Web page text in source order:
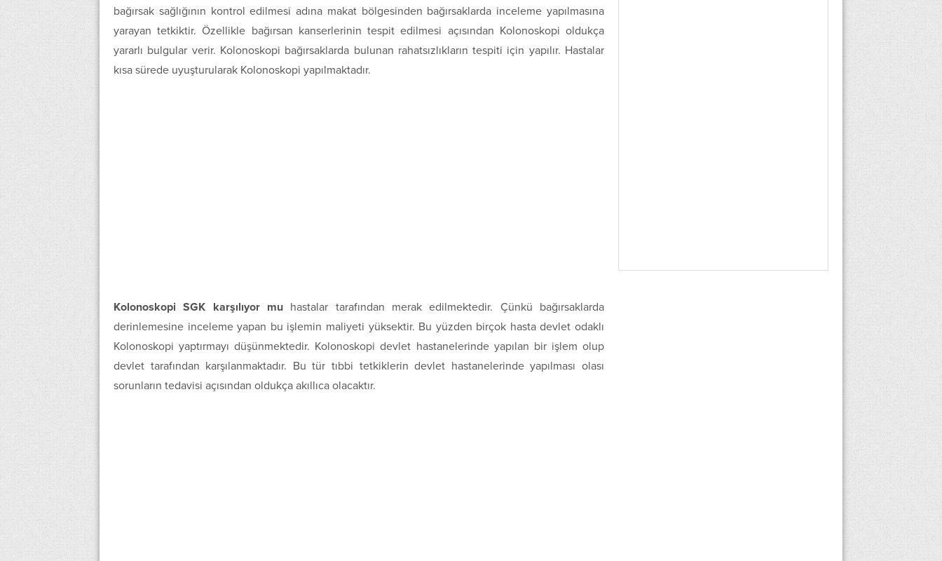
bağırsak sağlığının kontrol edilmesi adına makat bölgesinden bağırsaklarda inceleme yapılmasına
yarayan tetkiktir. Özellikle bağırsan kanserlerinin tespit edilmesi açısından Kolonoskopi oldukça
yararlı bulgular verir. Kolonoskopi bağırsaklarda bulunan rahatsızlıkların tespiti için yapılır. Hastalar
kısa sürede uyuşturularak Kolonoskopi yapılmaktadır.
Kolonoskopi SGK karşılıyor mu hastalar tarafından merak edilmektedir. Çünkü bağırsaklarda
derinlemesine inceleme yapan bu işlemin maliyeti yüksektir. Bu yüzden birçok hasta devlet odaklı
Kolonoskopi yaptırmayı düşünmektedir. Kolonoskopi devlet hastanelerinde yapılan bir işlem olup
devlet tarafından karşılanmaktadır. Bu tür tıbbi tetkiklerin devlet hastanelerinde yapılması olası
sorunların tedavisi açısından oldukça akıllıca olacaktır.